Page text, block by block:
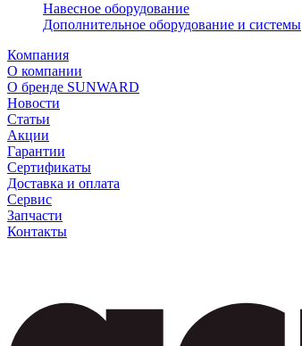
Навесное оборудование
Дополнительное оборудование и системы
Компания
О компании
О бренде SUNWARD
Новости
Статьи
Акции
Гарантии
Сертификаты
Доставка и оплата
Сервис
Запчасти
Контакты